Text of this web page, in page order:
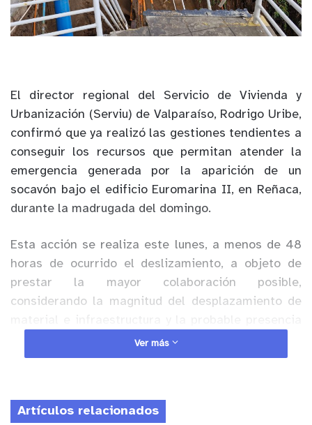
El director regional del Servicio de Vivienda y
Urbanización (Serviu) de Valparaíso, Rodrigo Uribe,
confirmó que ya realizó las gestiones tendientes a
conseguir los recursos que permitan atender la
emergencia generada por la aparición de un
socavón bajo el edificio Euromarina II, en Reñaca,
durante la madrugada del domingo.
Esta acción se realiza este lunes, a menos de 48
horas de ocurrido el deslizamiento, a objeto de
prestar la mayor colaboración posible,
considerando la magnitud del desplazamiento de
de lluvias durante jueves y viernes.
“Efectivamente hoy lunes, primer día hábil tras la
emergencia que ocurrió en el edificio Euromarina
Ver más
Artículos relacionados